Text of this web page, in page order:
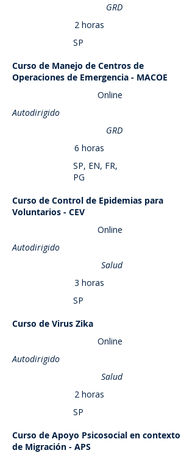
GRD
2 horas
SP
Saber más
Curso de Manejo de Centros de
Operaciones de Emergencia - MACOE
Online
Autodirigido
GRD
6 horas
SP, EN, FR,
PG
Saber más
Curso de Control de Epidemias para
Voluntarios - CEV
Online
Autodirigido
Salud
3 horas
SP
Saber más
Curso de Virus Zika
Online
Autodirigido
Salud
2 horas
SP
Saber más
Curso de Apoyo Psicosocial en contexto
de Migración - APS